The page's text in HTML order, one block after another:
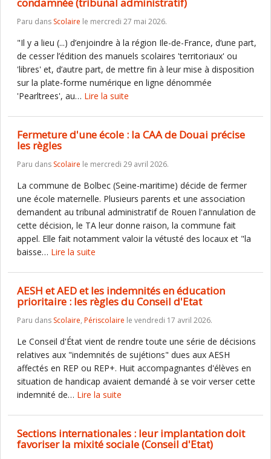
Paru dans Scolaire le mercredi 27 mai 2026.
"Il y a lieu (...) d’enjoindre à la région Ile-de-France, d’une part,
de cesser l’édition des manuels scolaires 'territoriaux' ou
'libres' et, d’autre part, de mettre fin à leur mise à disposition
sur la plate-forme numérique en ligne dénommée
'Pearltrees', au… Lire la suite
Fermeture d'une école : la CAA de Douai précise
les règles
Paru dans Scolaire le mercredi 29 avril 2026.
La commune de Bolbec (Seine-maritime) décide de fermer
une école maternelle. Plusieurs parents et une association
demandent au tribunal administratif de Rouen l'annulation de
cette décision, le TA leur donne raison, la commune fait
appel. Elle fait notamment valoir la vétusté des locaux et "la
baisse… Lire la suite
AESH et AED et les indemnités en éducation
prioritaire : les règles du Conseil d'Etat
Paru dans Scolaire, Périscolaire le vendredi 17 avril 2026.
Le Conseil d'État vient de rendre toute une série de décisions
relatives aux "indemnités de sujétions" dues aux AESH
affectés en REP ou REP+. Huit accompagnantes d'élèves en
situation de handicap avaient demandé à se voir verser cette
indemnité de… Lire la suite
Sections internationales : leur implantation doit
favoriser la mixité sociale (Conseil d'Etat)